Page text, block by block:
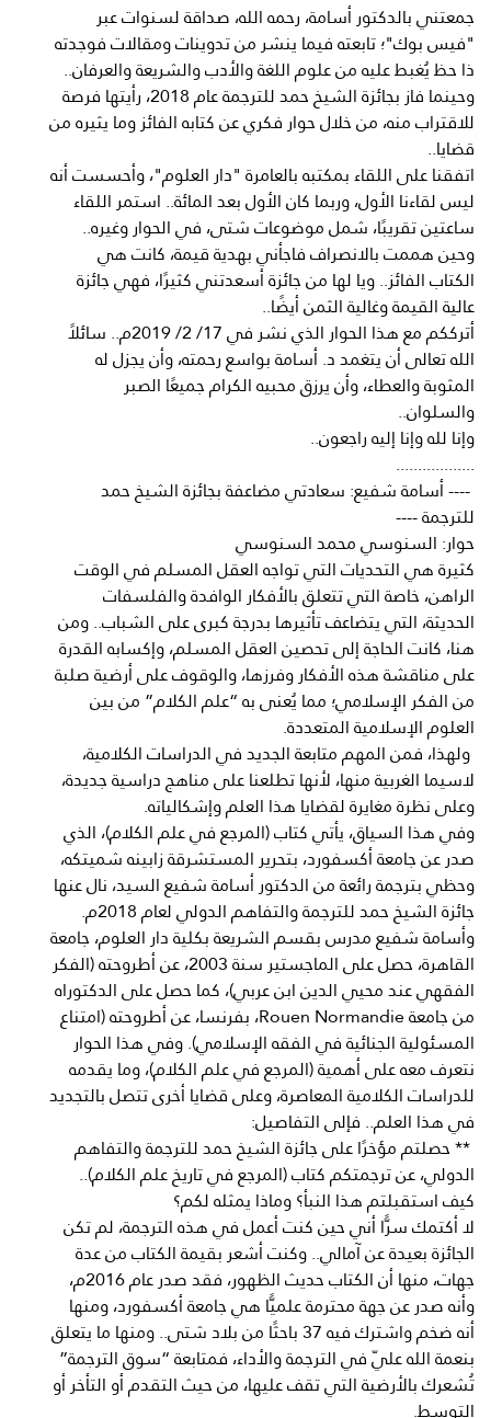
جمعتني بالدكتور أسامة، رحمه الله، صداقة لسنوات عبر
"فيس بوك"؛ تابعته فيما ينشر من تدوينات ومقالات فوجدته
ذا حظ يُغبط عليه من علوم اللغة والأدب والشريعة والعرفان..
وحينما فاز بجائزة الشيخ حمد للترجمة عام 2018، رأيتها فرصة
للاقتراب منه، من خلال حوار فكري عن كتابه الفائز وما يثيره من
قضايا..
اتفقنا على اللقاء بمكتبه بالعامرة "دار العلوم"، وأحسست أنه
ليس لقاءنا الأول، وربما كان الأول بعد المائة.. استمر اللقاء
ساعتين تقريبًا، شمل موضوعات شتى، في الحوار وغيره..
وحين هممت بالانصراف فاجأني بهدية قيمة، كانت هي
الكتاب الفائز.. ويا لها من جائزة أسعدتني كثيرًا، فهي جائزة
عالية القيمة وغالية الثمن أيضًا..
أترككم مع هذا الحوار الذي نشر في 17/ 2/ 2019م.. سائلاً
الله تعالى أن يتغمد د. أسامة بواسع رحمته، وأن يجزل له
المثوبة والعطاء، وأن يرزق محبيه الكرام جميعًا الصبر
والسلوان..
وإنا لله وإنا إليه راجعون..
..................
---- أسامة شفيع: سعادتي مضاعفة بجائزة الشيخ حمد
للترجمة ----
حوار: السنوسي محمد السنوسي
كثيرة هي التحديات التي تواجه العقل المسلم في الوقت
الراهن، خاصة التي تتعلق بالأفكار الوافدة والفلسفات
الحديثة، التي يتضاعف تأثيرها بدرجة كبرى على الشباب.. ومن
هنا، كانت الحاجة إلى تحصين العقل المسلم، وإكسابه القدرة
على مناقشة هذه الأفكار وفرزها، والوقوف على أرضية صلبة
من الفكر الإسلامي؛ مما يُعنى به “علم الكلام” من بين
العلوم الإسلامية المتعددة.
ولهذا، فمن المهم متابعة الجديد في الدراسات الكلامية،
لاسيما الغربية منها، لأنها تطلعنا على مناهج دراسية جديدة،
وعلى نظرة مغايرة لقضايا هذا العلم وإشكالياته.
وفي هذا السياق، يأتي كتاب (المرجع في علم الكلام)، الذي
صدر عن جامعة أكسفورد، بتحرير المستشرقة زابينه شميتكه،
وحظي بترجمة رائعة من الدكتور أسامة شفيع السيد، نال عنها
جائزة الشيخ حمد للترجمة والتفاهم الدولي لعام 2018م.
وأسامة شفيع مدرس بقسم الشريعة بكلية دار العلوم، جامعة
القاهرة، حصل على الماجستير سنة 2003، عن أطروحته (الفكر
الفقهي عند محيي الدين ابن عربي)، كما حصل على الدكتوراه
من جامعة Rouen Normandie، بفرنسا، عن أطروحته (امتناع
المسئولية الجنائية في الفقه الإسلامي). وفي هذا الحوار
نتعرف معه على أهمية (المرجع في علم الكلام)، وما يقدمه
للدراسات الكلامية المعاصرة، وعلى قضايا أخرى تتصل بالتجديد
في هذا العلم.. فإلى التفاصيل:
** حصلتم مؤخرًا على جائزة الشيخ حمد للترجمة والتفاهم
الدولي، عن ترجمتكم كتاب (المرجع في تاريخ علم الكلام)..
كيف استقبلتم هذا النبأ؟ وماذا يمثله لكم؟
لا أكتمك سرًّا أني حين كنت أعمل في هذه الترجمة، لم تكن
الجائزة بعيدة عن آمالي.. وكنت أشعر بقيمة الكتاب من عدة
جهات، منها أن الكتاب حديث الظهور، فقد صدر عام 2016م،
وأنه صدر عن جهة محترمة علميًّا هي جامعة أكسفورد، ومنها
أنه ضخم واشترك فيه 37 باحثًا من بلاد شتى.. ومنها ما يتعلق
بنعمة الله عليّ في الترجمة والأداء، فمتابعة “سوق الترجمة”
تُشعرك بالأرضية التي تقف عليها، من حيث التقدم أو التأخر أو
التوسط.